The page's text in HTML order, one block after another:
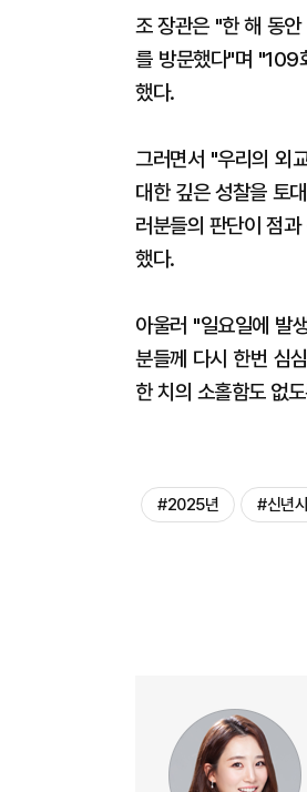
조 장관은 "한 해 동
를 방문했다"며 "109
했다.
그러면서 "우리의 외
대한 깊은 성찰을 토
러분들의 판단이 점
했다.
아울러 "일요일에 발
분들께 다시 한번 심
한 치의 소홀함도 없
#2025년 #신년사